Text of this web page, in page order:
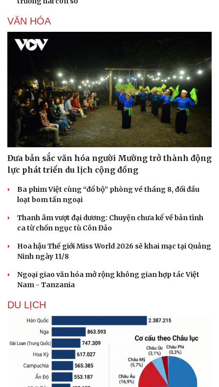
Doanh nghiệp
Doanh nghiệp 24h
Doanh nhân
Tin Công nghệ
VĂN HÓA
Đưa bản sắc văn hóa người Mường trở thành động
lực phát triển du lịch cộng đồng
Ba phim Việt cùng “đổ bộ” phòng vé tháng 8, đối đầu
loạt bom tấn ngoại
Thanh âm vượt đại dương: Chuyện chưa kể về bản tình
ca từ chốn ngục tù Côn Đảo
Hoa hậu Thế giới Miss World 2026 sẽ khai mạc tại Quảng
Ninh ngày 11/8
Ngoại giao văn hóa mở rộng không gian hợp tác Việt
Nam - Tanzania
DU LỊCH